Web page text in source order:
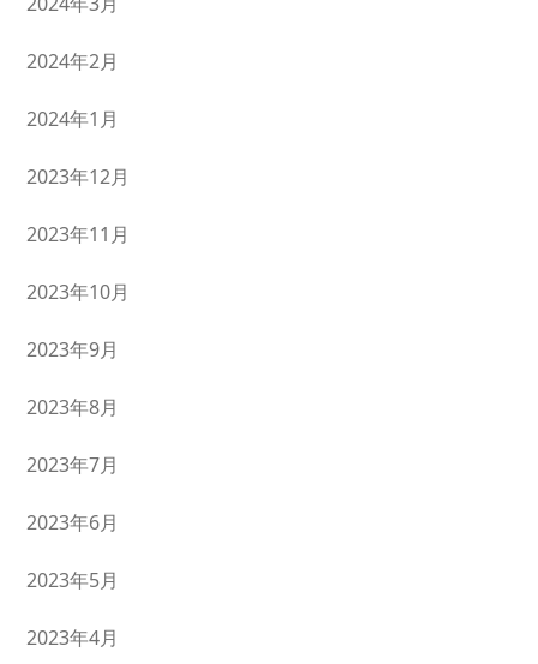
2024年2月
2024年1月
2023年12月
2023年11月
2023年10月
2023年9月
2023年8月
2023年7月
2023年6月
2023年5月
2023年4月